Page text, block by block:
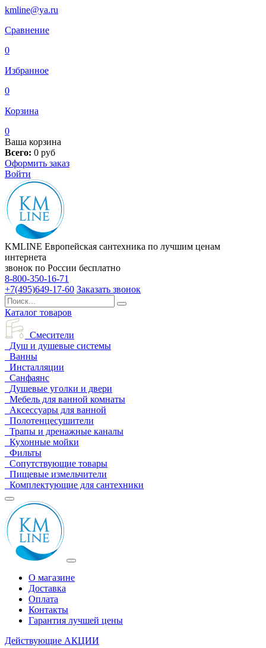
kmline@ya.ru
Сравнение
0
Избранное
0
Корзина
0
Ваша корзина
Всего: 0 руб
Оформить заказ
Войти
KMLINE Европейская сантехника по лучшим ценам
интернета
звонок по России бесплатно
8-800-350-16-71
+7(495)649-17-60 Заказать звонок
Каталог товаров
Смесители
Душ и душевые системы
Ванны
Инсталляции
Санфаянс
Душевые уголки и двери
Мебель для ванной комнаты
Аксессуары для ванной
Полотенцесушители
Трапы и дренажные каналы
Кухонные мойки
Фильты
Сопутствующие товары
Пищевые измельчители
Комплектующие для сантехники
О магазине
Доставка
Оплата
Контакты
Гарантия лучшей цены
Действующие АКЦИИ